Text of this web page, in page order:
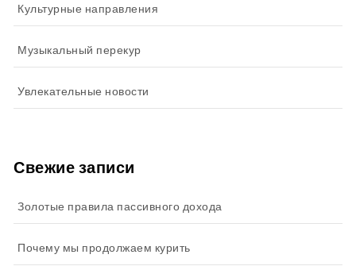
Культурные направления
Музыкальный перекур
Увлекательные новости
Свежие записи
Золотые правила пассивного дохода
Почему мы продолжаем курить